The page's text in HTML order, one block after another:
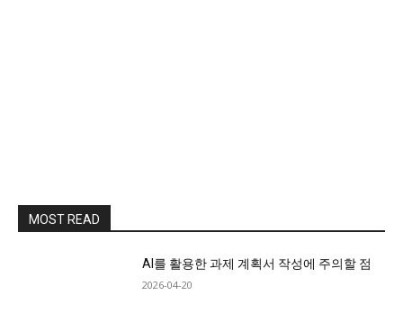
MOST READ
AI를 활용한 과제 계획서 작성에 주의할 점
2026-04-20